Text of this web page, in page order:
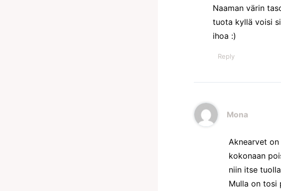
Naaman värin
tuota kyllä voisi
ihoa :)
Reply
Mona
Aknearvet
kokonaan
niin itse
Mulla on tosi